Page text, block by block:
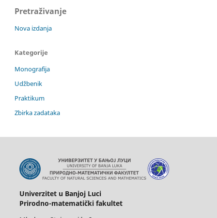
Pretraživanje
Nova izdanja
Kategorije
Monografija
Udžbenik
Praktikum
Zbirka zadataka
Univerzitet u Banjoj Luci
Prirodno-matematički fakultet